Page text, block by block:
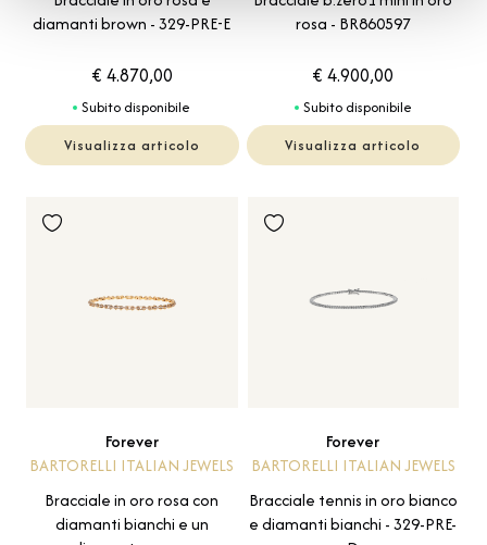
diamanti brown - 329-PRE-E
€ 4.870,00
Subito disponibile
Visualizza articolo
rosa - BR860597
€ 4.900,00
Subito disponibile
Visualizza articolo
Forever
BARTORELLI ITALIAN JEWELS
Bracciale in oro rosa con
diamanti bianchi e un
Forever
BARTORELLI ITALIAN JEWELS
Bracciale tennis in oro bianco
e diamanti bianchi - 329-PRE-